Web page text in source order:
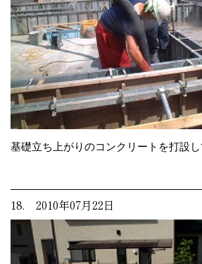
基礎立ち上がりのコンクリートを打設し
18. 2010年07月22日